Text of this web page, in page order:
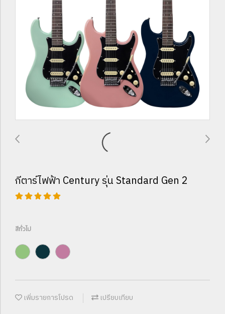
กีตาร์ไฟฟ้า Century รุ่น Standard Gen 2
สีทั่วไป
เพิ่มรายการโปรด เปรียบเทียบ